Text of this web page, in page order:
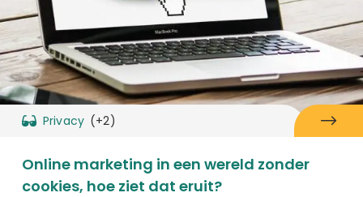
Privacy (+2)
Online marketing in een wereld zonder
cookies, hoe ziet dat eruit?